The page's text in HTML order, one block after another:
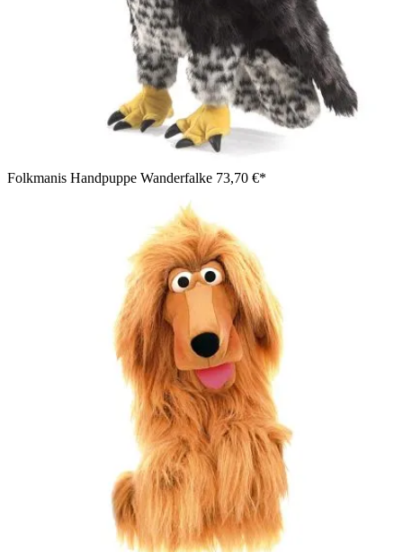
Folkmanis Handpuppe Wanderfalke 73,70 €*